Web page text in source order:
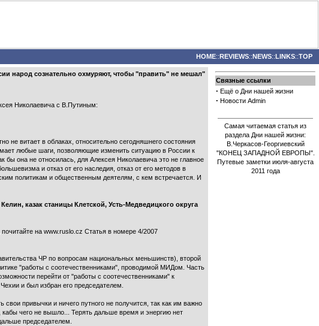
HOME::REVIEWS::NEWS::LINKS::TOP
народ сознательно охмуряют, чтобы "править" не мешал"
Николаевича с В.Путиным:
витает в облаках, относительно сегодняшнего состояния
любые шаги, позволяющие изменить ситуацию в России к
бы она не относилась, для Алексея Николаевича это не главное
и отказ от его наследия, отказ от его методов в
политикам и общественным деятелям, с кем встречается. И
казак станицы Клетской, Усть-Медведицкого округа
на www.ruslo.cz Статья в номере 4/2007
ЧР по вопросам национальных меньшинств), второй
"работы с соотечественниками", проводимой МИДом. Часть
перейти от "работы с соотечественниками" к
и был избран его председателем.
привычки и ничего путного не получится, так как им важно
кабы чего не вышло... Терять дальше время и энергию нет
председателем.
Связные ссылки
· Ещё о Дни нашей жизни
· Новости Admin
Самая читаемая статья из
раздела Дни нашей жизни:
В.Черкасов-Георгиевский
"КОНЕЦ ЗАПАДНОЙ ЕВРОПЫ".
Путевые заметки июля-августа
2011 года